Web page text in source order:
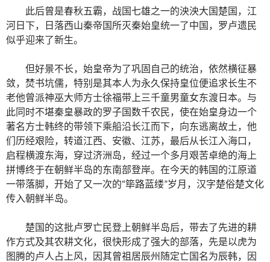
此后曾是春秋五霸，战国七雄之一的泱泱大国楚国，江
河日下，日落西山秦帝国所灭秦始皇统一了中国，罗卢遗民
似乎迎来了新生。
但好景不长，始皇帝为了巩固自己的统治，依然横征暴
敛，焚书坑儒，特别是其本人为永久保持皇位便追求长生不
老他曾派神巫大师方士徐福带上三千童男童女东渡日本。与
此同时不堪秦皇暴政的罗子国数千农民，使在始皇身边一个
著名方士韩终的带领下乘船沿长江而下，向东逃离故土，他
们历经艰险，转道江西、安徽、江苏，最后从长江入海口，
启程横渡东海，穿过济洲岛，经过一个多月艰苦卓绝的海上
拼博终于在朝鲜半岛的东南部登岸。在今天的韩国的江原道
一带落脚，开始了又一次的“筚路蓝缕”岁月，汉字楚俗楚文化
传入朝鲜半岛。
楚国的这批卢罗亡民登上朝鲜半岛后，带去了先进的耕
作方式及其农耕文化，很快形成了强大的部落，先是以虎为
图腾的卢人占上风，因其曾祖居辰州随定亡国名为辰韩，因